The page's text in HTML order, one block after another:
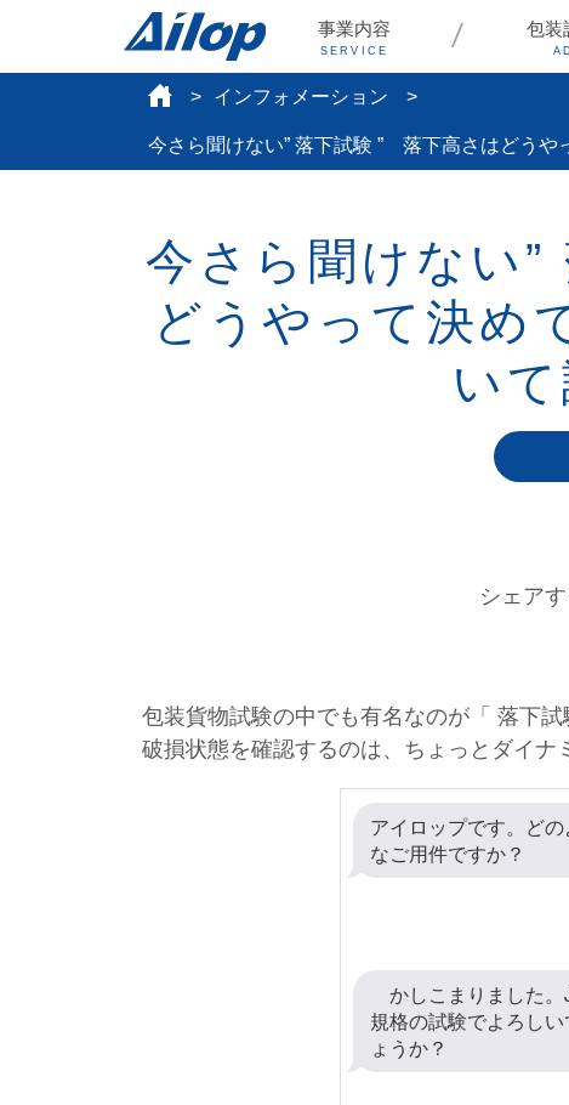
事業内容
SERVICE
包装
インフォメーション
今さら聞けない” 落下試験 ” 落下高さはどうや
今さら聞けない
どうやって決め
い
シェア
包装貨物試験の中でも有名なのが「 落下
破損状態を確認するのは、ちょっとダイナ
アイロップです。どの
なご用件ですか？
かしこまりました。
規格の試験でよろしい
ょうか？